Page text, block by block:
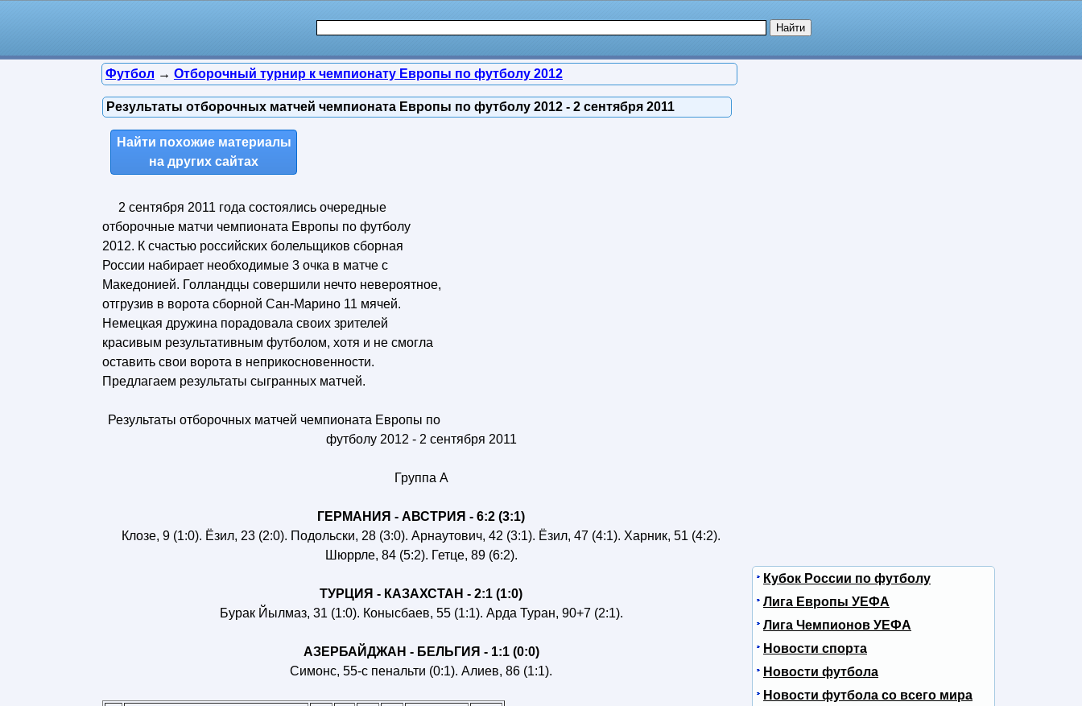
Футбол → Отборочный турнир к чемпионату Европы по футболу 2012
Результаты отборочных матчей чемпионата Европы по футболу 2012 - 2 сентября 2011
Найти похожие материалы
на других сайтах
2 сентября 2011 года состоялись очередные
отборочные матчи чемпионата Европы по футболу
2012. К счастью российских болельщиков сборная
России набирает необходимые 3 очка в матче с
Македонией. Голландцы совершили нечто невероятное,
отгрузив в ворота сборной Сан-Марино 11 мячей.
Немецкая дружина порадовала своих зрителей
красивым результативным футболом, хотя и не смогла
оставить свои ворота в неприкосновенности.
Предлагаем результаты сыгранных матчей.
Результаты отборочных матчей чемпионата Европы по
футболу 2012 - 2 сентября 2011
Группа A
ГЕРМАНИЯ - АВСТРИЯ - 6:2 (3:1)
Клозе, 9 (1:0). Ёзил, 23 (2:0). Подольски, 28 (3:0). Арнаутович, 42 (3:1). Ёзил, 47 (4:1). Харник, 51 (4:2).
Шюррле, 84 (5:2). Гетце, 89 (6:2).
ТУРЦИЯ - КАЗАХСТАН - 2:1 (1:0)
Бурак Йылмаз, 31 (1:0). Конысбаев, 55 (1:1). Арда Туран, 90+7 (2:1).
АЗЕРБАЙДЖАН - БЕЛЬГИЯ - 1:1 (0:0)
Симонс, 55-с пенальти (0:1). Алиев, 86 (1:1).
Кубок России по футболу
Лига Европы УЕФА
Лига Чемпионов УЕФА
Новости спорта
Новости футбола
Новости футбола со всего мира